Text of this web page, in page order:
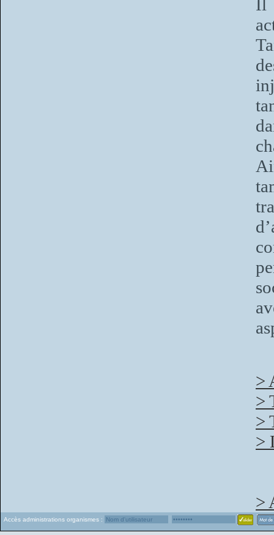
Il
>
>
>
>
>
Accès administrations organismes :